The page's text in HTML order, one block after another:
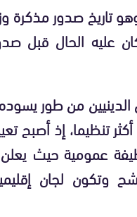
عليه الحال قبل
من طور
تنظيما، إذ أصبح
عمومية حيث
وتكون لجان